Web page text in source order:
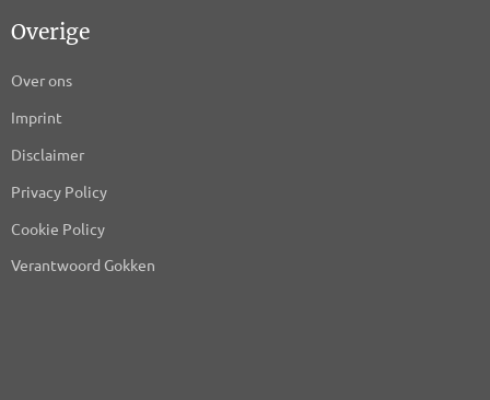
Overige
Over ons
Imprint
Disclaimer
Privacy Policy
Cookie Policy
Verantwoord Gokken